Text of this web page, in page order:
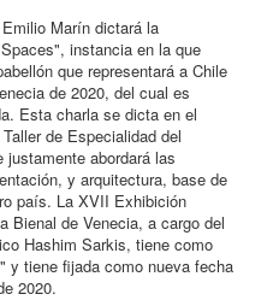
Marín dictará la
instancia en la que
que representará a Chile
de 2020, del cual es
Esta charla se dicta en el
de Especialidad del
abordará las
y arquitectura, base de
país. La XVII Exhibición
Bienal de Venecia, a cargo del
Hashim Sarkis, tiene como
y tiene fijada como nueva fecha
2020.